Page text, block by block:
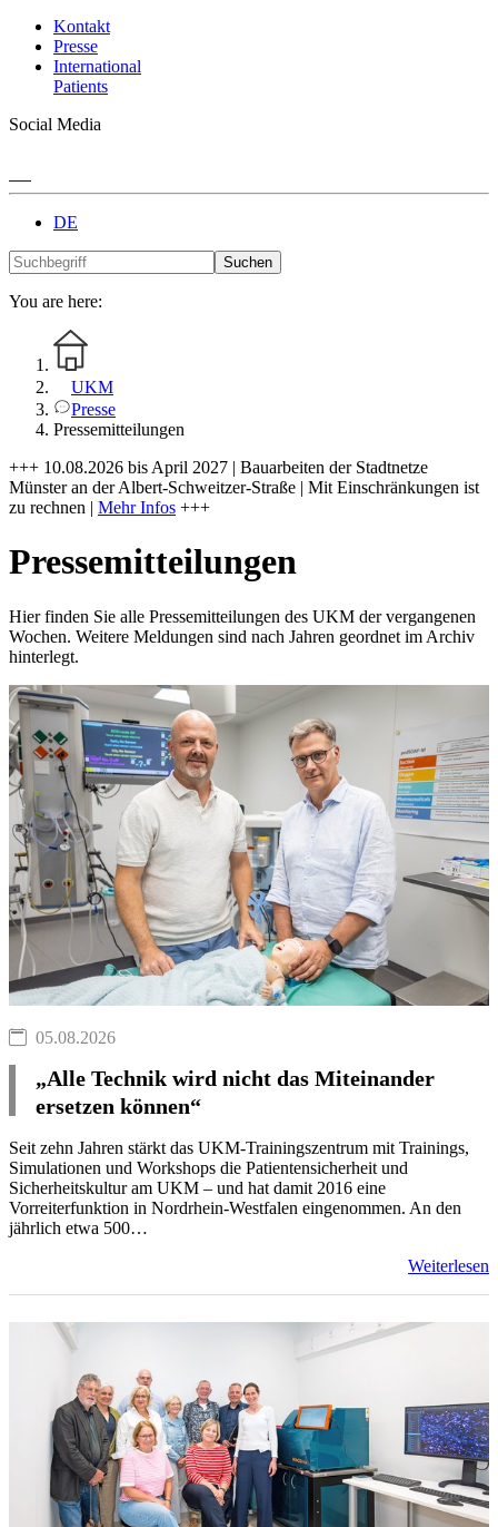
Kontakt
Presse
International
Patients
Social Media
DE
Suchen
You are here:
UKM
Presse
Pressemitteilungen
+++ 10.08.2026 bis April 2027 | Bauarbeiten der Stadtnetze
Münster an der Albert-Schweitzer-Straße | Mit Einschränkungen ist
zu rechnen | Mehr Infos +++
Pressemitteilungen
Hier finden Sie alle Pressemitteilungen des UKM der vergangenen
Wochen. Weitere Meldungen sind nach Jahren geordnet im Archiv
hinterlegt.
05.08.2026
„Alle Technik wird nicht das Miteinander
ersetzen können“
Seit zehn Jahren stärkt das UKM-Trainingszentrum mit Trainings,
Simulationen und Workshops die Patientensicherheit und
Sicherheitskultur am UKM – und hat damit 2016 eine
Vorreiterfunktion in Nordrhein-Westfalen eingenommen. An den
jährlich etwa 500…
Weiterlesen